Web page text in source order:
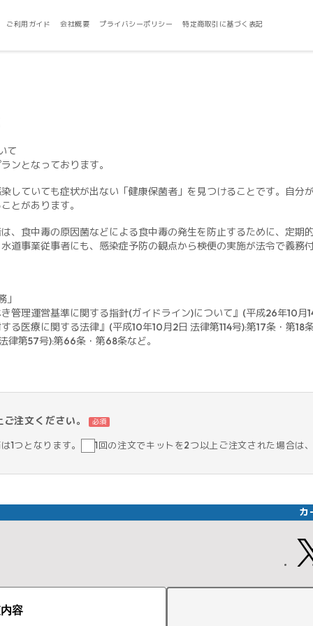
ご利用ガイド 会社概要 プライバシーポリシー 特定商取引に基づく表記
て
ンとなっております。
していても症状が出ない「健康保菌者」を見つけることです。自
とがあります。
、食中毒の原因菌などによる食中毒の発生を防止するために、定
道事業従事者にも、感染症予防の観点から検便の実施が法令で義務
管理運営基準に関する指針(ガイドライン)について』(平成26年10
る医療に関する法律』(平成10年10月2日 法律第114号):第17条・第18
律第57号):第66条・第68条など。
注文ください。 必須
1つとなります。 1回の注文でキットを2つ以上ご注文された場合は
カ
容